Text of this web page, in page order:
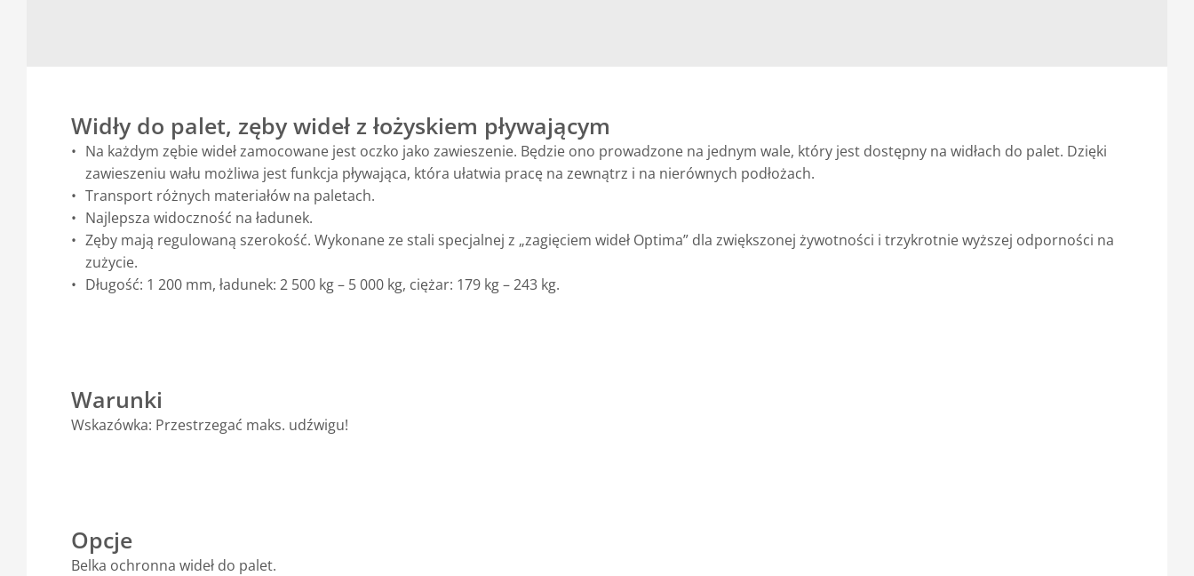
Widły do palet, zęby wideł z łożyskiem pływającym
Na każdym zębie wideł zamocowane jest oczko jako zawieszenie. Będzie ono prowadzone na jednym wale, który jest dostępny na widłach do palet. Dzięki
zawieszeniu wału możliwa jest funkcja pływająca, która ułatwia pracę na zewnątrz i na nierównych podłożach.
Transport różnych materiałów na paletach.
Najlepsza widoczność na ładunek.
Zęby mają regulowaną szerokość. Wykonane ze stali specjalnej z „zagięciem wideł Optima” dla zwiększonej żywotności i trzykrotnie wyższej odporności na
zużycie.
Długość: 1 200 mm, ładunek: 2 500 kg – 5 000 kg, ciężar: 179 kg – 243 kg.
Warunki
Wskazówka: Przestrzegać maks. udźwigu!
Opcje
Belka ochronna wideł do palet.